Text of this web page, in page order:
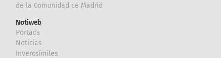
de la Comunidad de Madrid
Notiweb
Portada
Noticias
Inverosímiles